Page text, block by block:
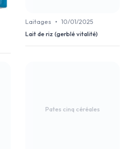
Laitages • 10/01/2025
Lait de riz (gerblé vitalité)
Pates cinq céréales